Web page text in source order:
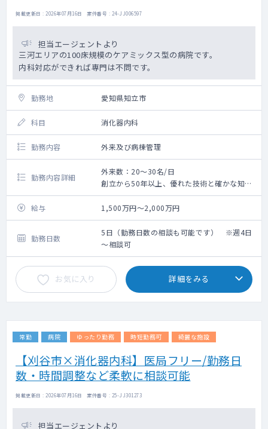
掲載更新日 : 2026年07月16日 案件番号 : 24-JJ006597
担当エージェントより
三河エリアの100床規模のケアミックス型の病院です。
内科対応ができれば専門は不問です。
勤務地 愛知県知立市
科目 消化器内科
勤務内容 外来及び病棟管理
勤務内容詳細
外来数：20～30名/日
創立から50年以上、優れた技術と確かな知識
で、高度医療・救急医療の実践をしておりま
す。
外来診療、病棟管理、内視鏡検査(上部・下
部)をお願いいたします。
給与 1,500万円～2,000万円
勤務日数
5日（勤務日数の相談も可能です） ※週4日
～相談可
お気に入り 詳細をみる
常勤 病院 ゆったり勤務 時短勤務可 綺麗な施設
【刈谷市×消化器内科】医局フリー/勤務日
数・時間調整など柔軟に相談可能
掲載更新日 : 2026年07月16日 案件番号 : 25-JJ301273
担当エージェントより